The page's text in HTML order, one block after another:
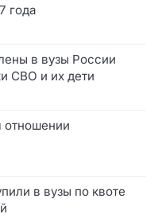
года
в вузы России
СВО и их дети
отношении
в вузы по квоте